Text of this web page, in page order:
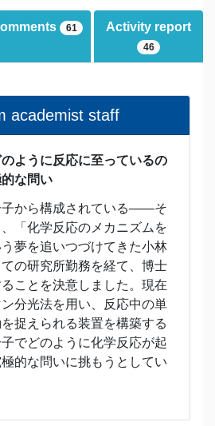
61 Activity report
46
academist staff
のように反応に至っているの
な問い
子から構成されている——そ
「化学反応のメカニズムを
夢を追いつづけてきた小林
の研究所勤務を経て、博士
ことを決意しました。現在
分光法を用い、反応中の単
捉えられる装置を構築する
でどのように化学反応が起
的な問いに挑もうとしてい